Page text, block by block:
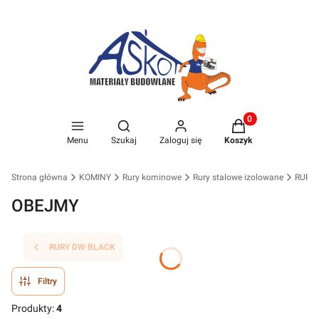
Menu
Otwórz wyszukiwarkę
Szukaj Zaloguj się
Produkty w
Koszyk
Strona główna KOMINY Rury kominowe Rury stalowe izolowane
OBEJMY
RURY DW BLACK
Filtry
Produkty:4